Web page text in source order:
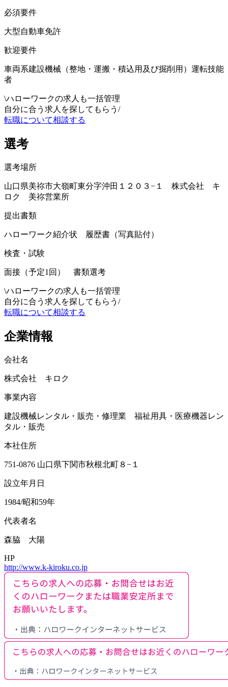
必須要件
大型自動車免許
歓迎要件
車両系建設機械（整地・運搬・積込用及び掘削用）運転技能
者
\ハローワークの求人も一括管理
自分に合う求人を探してもらう /
転職について相談する
選考
選考場所
山口県美祢市大嶺町東分字沖田１２０３−１ 株式会社 キ
ロク 美祢営業所
提出書類
ハローワーク紹介状 履歴書（写真貼付）
検査・試験
面接（予定1回） 書類選考
\ハローワークの求人も一括管理
自分に合う求人を探してもらう /
転職について相談する
企業情報
会社名
株式会社 キロク
事業内容
建設機械レンタル・販売・修理業 福祉用具・医療機器レン
タル・販売
本社住所
751-0876 山口県下関市秋根北町８−１
設立年月日
1984/昭和59年
代表者名
森脇 大陽
HP
http://www.k-kiroku.co.jp